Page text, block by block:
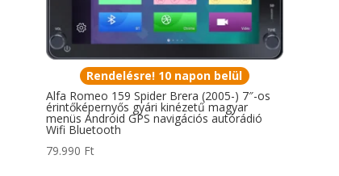
Rendelésre! 10 napon belül
Alfa Romeo 159 Spider Brera (2005-) 7″-os
érintőképernyős gyári kinézetű magyar
menüs Android GPS navigációs autórádió
Wifi Bluetooth
79.990 Ft